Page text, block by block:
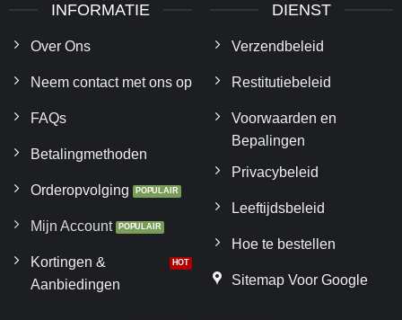
INFORMATIE
Over Ons
Neem contact met ons op
FAQs
Betalingmethoden
Orderopvolging
Mijn Account
Kortingen &
Aanbiedingen
DIENST
Verzendbeleid
Restitutiebeleid
Voorwaarden en
Bepalingen
Privacybeleid
Leeftijdsbeleid
Hoe te bestellen
Sitemap Voor Google